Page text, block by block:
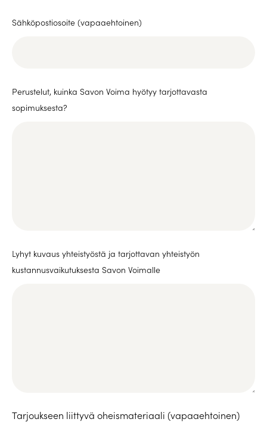
Sähköpostiosoite (vapaaehtoinen)
Perustelut, kuinka Savon Voima hyötyy tarjottavasta
sopimuksesta?
Lyhyt kuvaus yhteistyöstä ja tarjottavan yhteistyön
kustannusvaikutuksesta Savon Voimalle
Tarjoukseen liittyvä oheismateriaali (vapaaehtoinen)